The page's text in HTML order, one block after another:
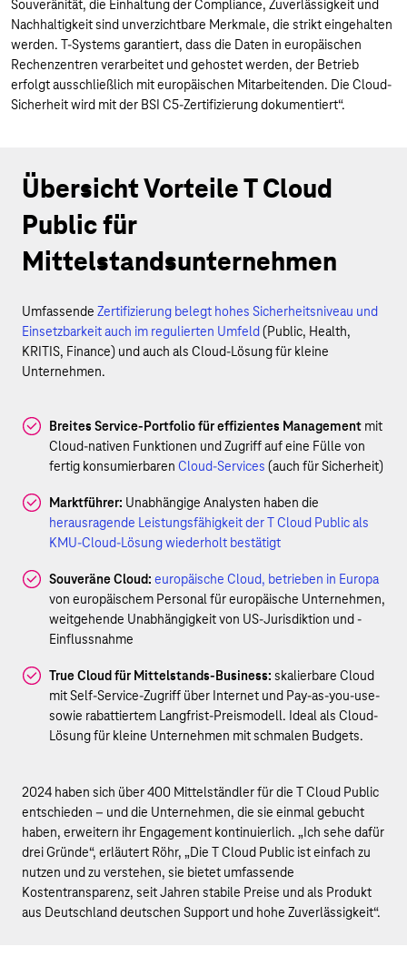
Souveränität, die Einhaltung der Compliance, Zuverlässigkeit und
Nachhaltigkeit sind unverzichtbare Merkmale, die strikt eingehalten
werden. T-Systems garantiert, dass die Daten in europäischen
Rechenzentren verarbeitet und gehostet werden, der Betrieb
erfolgt ausschließlich mit europäischen Mitarbeitenden. Die Cloud-
Sicherheit wird mit der BSI C5-Zertifizierung dokumentiert“.
Übersicht Vorteile T Cloud
Public für
Mittelstandsunternehmen
Umfassende Zertifizierung belegt hohes Sicherheitsniveau und
Einsetzbarkeit auch im regulierten Umfeld(Public, Health,
KRITIS, Finance) und auch als Cloud-Lösung für kleine
Unternehmen.
Breites Service-Portfolio für effizientes Management mit
Cloud-nativen Funktionen und Zugriff auf eine Fülle von
fertig konsumierbaren Cloud-Services (auch für Sicherheit)
Marktführer: Unabhängige Analysten haben die
herausragende Leistungsfähigkeit der T Cloud Public als
KMU-Cloud-Lösung wiederholt bestätigt
Souveräne Cloud: europäische Cloud, betrieben in Europa
von europäischem Personal für europäische Unternehmen,
weitgehende Unabhängigkeit von US-Jurisdiktion und -
Einflussnahme
True Cloud für Mittelstands-Business: skalierbare Cloud
mit Self-Service-Zugriff über Internet und Pay-as-you-use-
sowie rabattiertem Langfrist-Preismodell. Ideal als Cloud-
Lösung für kleine Unternehmen mit schmalen Budgets.
2024 haben sich über 400 Mittelständler für die T Cloud Public
entschieden – und die Unternehmen, die sie einmal gebucht
haben, erweitern ihr Engagement kontinuierlich. „Ich sehe dafür
drei Gründe“, erläutert Röhr, „Die T Cloud Public ist einfach zu
nutzen und zu verstehen, sie bietet umfassende
Kostentransparenz, seit Jahren stabile Preise und als Produkt
aus Deutschland deutschen Support und hohe Zuverlässigkeit“.